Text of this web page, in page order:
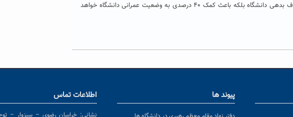
از سمت دانشگاه به سازمان برنامه و بودجه منتقل شده و نه تنها باعث حذف بدهی دانشگاه بلکه باعث کمک ۴٠ درصدی به وضعیت عمرانی دانشگاه خواهد
پیوند ها اطلاعات تماس